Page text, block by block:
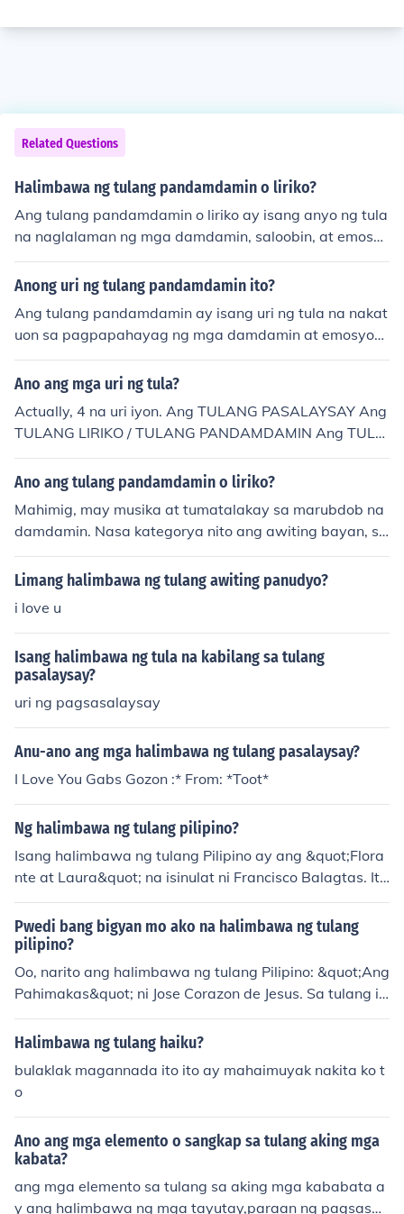
Related Questions
Halimbawa ng tulang pandamdamin o liriko?
Ang tulang pandamdamin o liriko ay isang anyo ng tula
na naglalaman ng mga damdamin, saloobin, at emosyo
n ng makata. Isang halimbawa nito ay ang tula ni Jose
Corazon de Jesus na &quot;Ang Kahalagahan ng Pag-i
muot na karanasan at damdamin ng pag-ibig. Sa ganit
ong uri ng tula, madalas na ginagamit ang mga talingh
aga at simbolismo upang mas maipahayag ang lalim n
g emosyon.
Anong uri ng tulang pandamdamin ito?
Ang tulang pandamdamin ay isang uri ng tula na nakat
uon sa pagpapahayag ng mga damdamin at emosyon
ng makata. Kadalasang naglalaman ito ng mga tema t
ulad ng pag-ibig, kalungkutan, ligaya, at pag-asa. Ang
alinghaga upang mas maipahayag ang saloobin ng ma
kata. Isang halimbawa nito ay ang mga soneto at mga
liriko na naglalarawan ng personal na karanasan at da
mdamin.
Ano ang mga uri ng tula?
Actually, 4 na uri iyon. Ang TULANG PASALAYSAY Ang
TULANG LIRIKO / TULANG PANDAMDAMIN Ang TULA
NG PATNIGAN Ang TULANG PANDULAAN :)
Ano ang tulang pandamdamin o liriko?
Mahimig, may musika at tumatalakay sa marubdob na
damdamin. Nasa kategorya nito ang awiting bayan, so
neto, elehiya dalit, pastoral at oda.Halimbawa ng tulan
g liriko o pandamdamin: Soneto ng Buhayni Fernando
Limang halimbawa ng tulang awiting panudyo?
i love u
Isang halimbawa ng tula na kabilang sa tulang
pasalaysay?
uri ng pagsasalaysay
Anu-ano ang mga halimbawa ng tulang pasalaysay?
I Love You Gabs Gozon :* From: *Toot*
Ng halimbawa ng tulang pilipino?
Isang halimbawa ng tulang Pilipino ay ang &quot;Flora
nte at Laura&quot; na isinulat ni Francisco Balagtas. Ito
ay isang awit na puno ng tema ng pag-ibig, pagsasakri
pisyo, at pakikibaka. Ang tula ay naglalarawan ng mga
suliranin ng mga tauhan sa ilalim ng pamahalaan at lip
unan ng kanilang panahon, at itinuturing itong isa sa m
ga pinakamahalagang akda sa panitikan ng Pilipinas.
Ang &quot;Bahay kubo&quot; naman ay isa pang halim
ng mga Pilipino at ang kanilang koneksyon sa kalikasa
n.
Pwedi bang bigyan mo ako na halimbawa ng tulang
pilipino?
Oo, narito ang halimbawa ng tulang Pilipino: &quot;Ang
Pahimakas&quot; ni Jose Corazon de Jesus. Sa tulang it
o, inilarawan ang mga damdaming pag-ibig at pag-as
a sa kabila ng mga pagsubok sa buhay. Ang mga talud
ng lalim ng kulturang Pilipino at damdaming makabaya
n.
Halimbawa ng tulang haiku?
bulaklak magannada ito ito ay mahaimuyak nakita ko t
o
Ano ang mga elemento o sangkap sa tulang aking mga
kabata?
ang mga elemento sa tulang sa aking mga kababata a
y ang halimbawa ng mga tayutay,paraan ng pagsasal